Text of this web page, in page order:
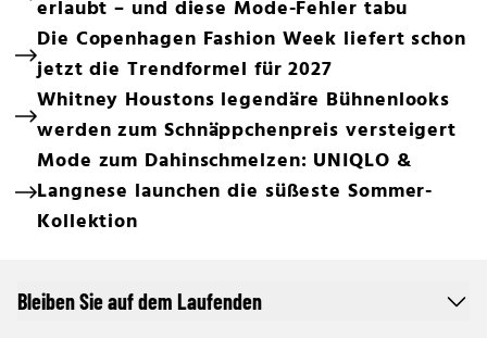
erlaubt – und diese Mode-Fehler tabu
Die Copenhagen Fashion Week liefert schon
jetzt die Trendformel für 2027
Whitney Houstons legendäre Bühnenlooks
werden zum Schnäppchenpreis versteigert
Mode zum Dahinschmelzen: UNIQLO &
Langnese launchen die süßeste Sommer-
Kollektion
Bleiben Sie auf dem Laufenden